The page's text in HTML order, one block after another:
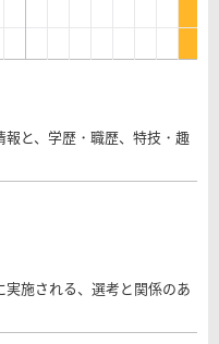
と、学歴・職歴、特技・趣
施される、選考と関係のあ